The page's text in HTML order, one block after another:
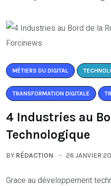
MÉTIERS DU DIGITAL
TRANSFORMATION DIGITALE
4 Industries au
Technologique
BY RÉDACTION 26 JANVIER
Grace au développement